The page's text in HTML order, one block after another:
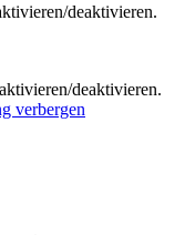
deaktivieren.
deaktivieren.
verbergen